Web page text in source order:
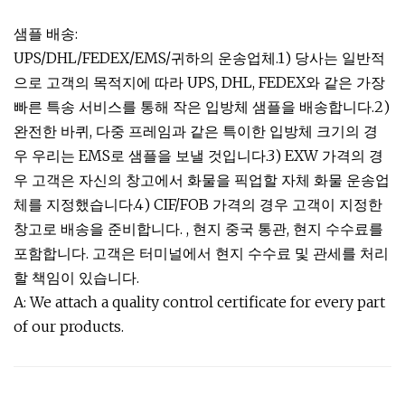
샘플 배송:
UPS/DHL/FEDEX/EMS/귀하의 운송업체.1) 당사는 일반적
으로 고객의 목적지에 따라 UPS, DHL, FEDEX와 같은 가장
빠른 특송 서비스를 통해 작은 입방체 샘플을 배송합니다.2)
완전한 바퀴, 다중 프레임과 같은 특이한 입방체 크기의 경
우 우리는 EMS로 샘플을 보낼 것입니다.3) EXW 가격의 경
우 고객은 자신의 창고에서 화물을 픽업할 자체 화물 운송업
체를 지정했습니다.4) CIF/FOB 가격의 경우 고객이 지정한
창고로 배송을 준비합니다. , 현지 중국 통관, 현지 수수료를
포함합니다. 고객은 터미널에서 현지 수수료 및 관세를 처리
할 책임이 있습니다.
A: We attach a quality control certificate for every part
of our products.